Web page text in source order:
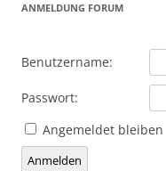
ANMELDUNG FORUM
Benutzername:
Passwort:
Angemeldet bleiben
Anmelden